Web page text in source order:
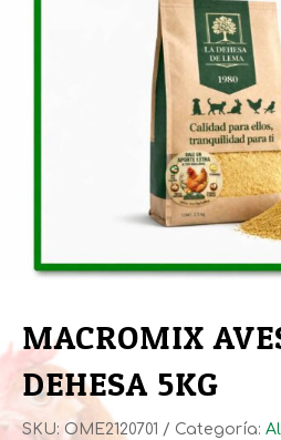
MACROMIX
DEHESA 5KG
SKU: OME2120701 Categoría: